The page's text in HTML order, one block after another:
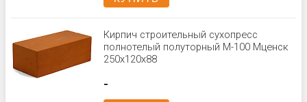
Кирпич строительный сухопресс
полнотелый полуторный М-100 Мценск
250x120x88
-